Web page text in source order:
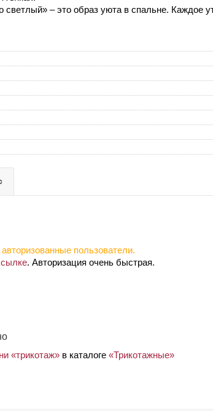
светлый» – это образ уюта в спальне. Каждое
пользователи.
. Авторизация очень быстрая.
«трикотаж» в каталоге «Трикотажные»